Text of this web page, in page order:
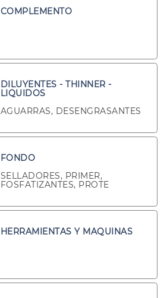
COMPLEMENTO
DILUYENTES - THINNER -
LIQUIDOS
AGUARRAS, DESENGRASANTES
FONDO
SELLADORES, PRIMER,
FOSFATIZANTES, PROTE
HERRAMIENTAS Y MAQUINAS